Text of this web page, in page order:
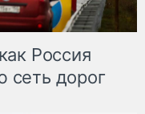
Россия
сеть дорог